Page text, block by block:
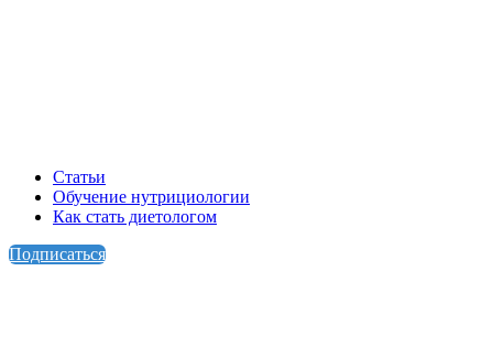
Статьи
Обучение нутрициологии
Как стать диетологом
Подписаться